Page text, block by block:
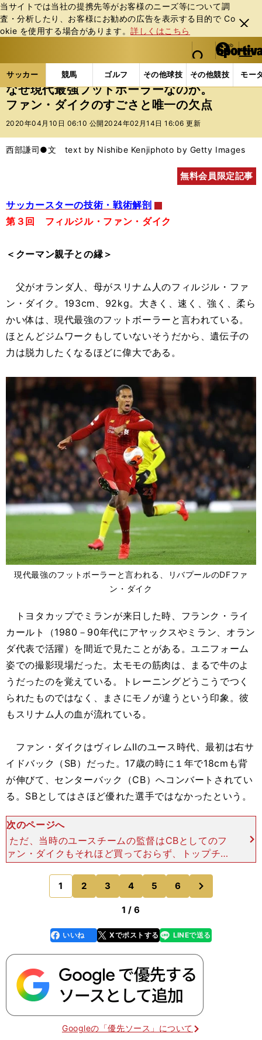
当サイトでは当社の提携先等がお客様のニーズ等について調
査・分析したり、お客様にお勧めの広告を表⽰する⽬的で Co
okie を使⽤する場合があります。詳しくはこちら
閉じ
る
web Sportiva (webスポルティーバ)
検索
マイペ
ー
ジ
メニュ
サッカー 競馬 ゴルフ その他球技 その他競技 モー
ス
ポ
ル
バ
サッカーの記事一覧 海外サッカー 海外サッカー
なぜ現代最強フットボーラーなのか。
ファン・ダイクのすごさと唯一の欠点
2020年04月10日 06:10 公開 2024年02月14日 16:06 更新
西部謙司●文 text by Nishibe Kenjiphoto by Getty Images
無料会員限定記事
サッカースターの技術・戦術解剖
第３回 フィルジル・ファン・ダイク
＜クーマン親子との縁＞
父がオランダ人、母がスリナム人のフィルジル・ファ
ン・ダイク。193cm、92kg。大きく、速く、強く、柔ら
かい体は、現代最強のフットボーラーと言われている。
ほとんどジムワークもしていないそうだから、遺伝子の
力は脱力したくなるほどに偉大である。
現代最強のフットボーラーと言われる、リバプールのDFファ
ン・ダイク
トヨタカップでミランが来日した時、フランク・ライ
カールト（1980－90年代にアヤックスやミラン、オラン
ダ代表で活躍）を間近で見たことがある。ユニフォーム
姿での撮影現場だった。太モモの筋肉は、まるで牛のよ
うだったのを覚えている。トレーニングどうこうでつく
られたものではなく、まさにモノが違うという印象。彼
もスリナム人の血が流れている。
ファン・ダイクはヴィレムⅡのユース時代、最初は右サ
イドバック（SB）だった。17歳の時に１年で18cmも背
が伸びて、センターバック（CB）へコンバートされてい
る。SBとしてはさほど優れた選手ではなかったという。
次のページへ
ただ、当時のユースチームの監督はCBとしてのフ
ァン・ダイクもそれほど買っておらず、トップチー
ムへの昇格を見送っていた。才能を見抜いたのは別
のクラブ、フローニンゲンのスカウトだったマルテ
ィン･クーマンだ
1 2 3 4 5 6
のページへ
1 / 6
faceboo
k
いいね Xでポストする
line LINEで送る
Googleの「優先ソース」について